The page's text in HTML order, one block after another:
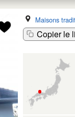
Maisons
Copier le